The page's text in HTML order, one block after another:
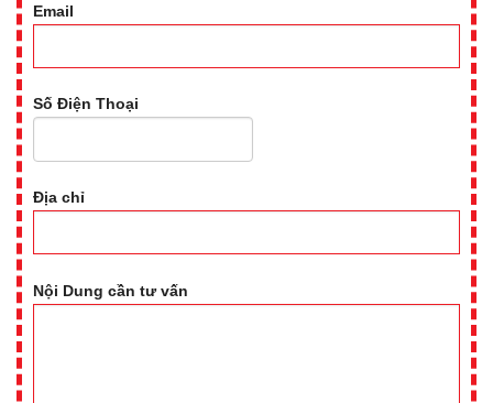
Email
Số Điện Thoại
Địa chỉ
Nội Dung cần tư vấn